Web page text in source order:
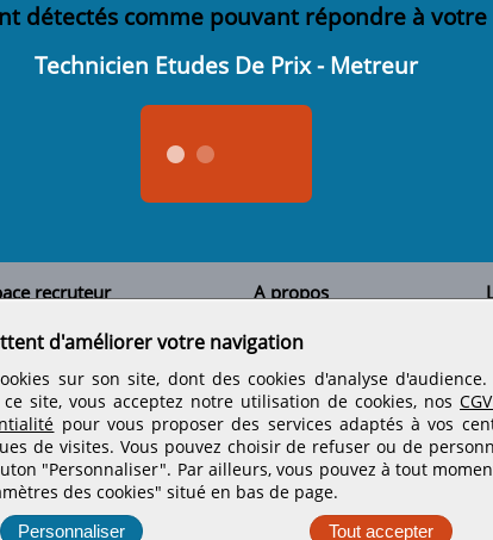
détectés comme pouvant répondre à
Technicien Etudes De Prix - Metreur
recruteur
les candidats
une annonce
une offre de stage
tarifs
A propos
Contactez-nous
Nos partenaires
Informations légales
Conditions générales
Rejoignez nos équipes
Retrouvez-nous sur les réseaux sociaux
d'améliorer votre navigation
sur son site, dont des cookies d'analyse
site, vous acceptez notre utilisation de cookies, nos
pour vous proposer des services adaptés à vos
de visites. Vous pouvez choisir de refuser ou de
"Personnaliser". Par ailleurs, vous pouvez à tout
des cookies" situé en bas de page.
Personnaliser Tout accepter